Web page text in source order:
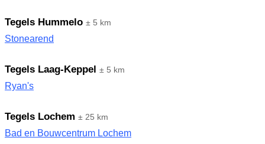
Tegels Hummelo ± 5 km
Stonearend
Tegels Laag-Keppel ± 5 km
Ryan's
Tegels Lochem ± 25 km
Bad en Bouwcentrum Lochem